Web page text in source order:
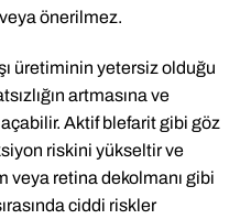
önerilmez.
üretiminin yetersiz olduğu
artmasına ve
Aktif blefarit gibi göz
riskini yükseltir ve
veya retina dekolmanı gibi
ciddi riskler